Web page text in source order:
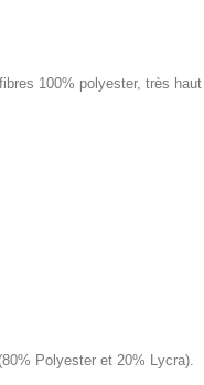
100% polyester, très
(80% Polyester et 20% Lycra).